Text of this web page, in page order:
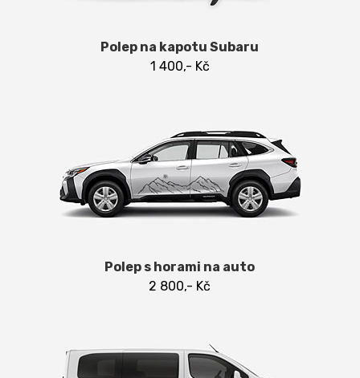
Polep na kapotu Subaru
1 400,- Kč
Polep s horami na auto
2 800,- Kč